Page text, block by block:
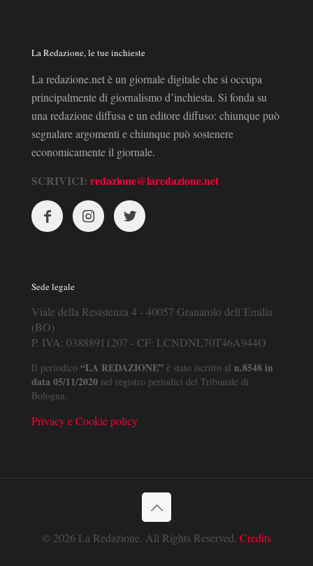
La Redazione, le tue inchieste
La redazione.net è un giornale digitale che si occupa
principalmente di giornalismo d’inchiesta. Si fonda su
una redazione diffusa e un editore diffuso: chiunque può
segnalare argomenti e chiunque può sostenere
economicamente il giornale.
SCRIVICI: redazione@laredazione.net
Sede legale
Viale della Resistenza 4 - 40057 Granarolo dell’Emilia
(BO)
P. IVA: 03888911207 - CF: LCNDNL70T46A944O
Il periodico “LA REDAZIONE” è stato iscritto al n.8548 in
data 05/11/2020 nel registro periodici del Tribunale di
Bologna.
Privacy e Cookie policy
© 2026 La Redazione. All Rights Reserved. Credits